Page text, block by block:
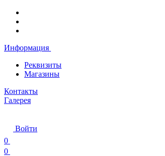
Информация
Реквизиты
Магазины
Контакты
Галерея
Войти
0
0